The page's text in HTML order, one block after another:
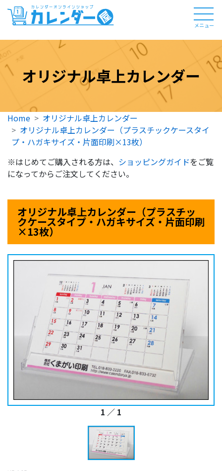
メニュー
オリジナル卓上カレンダー
Home
オリジナル卓上カレンダー
オリジナル卓上カレンダー（プラスチックケースタイ
プ・ハガキサイズ・片面印刷×13枚）
※はじめてご購入される方は、 ショッピングガイドをご覧
になってからご注文してください。
オリジナル卓上カレンダー（プラスチッ
クケースタイプ・ハガキサイズ・片面印刷
×13枚）
1 ／ 1